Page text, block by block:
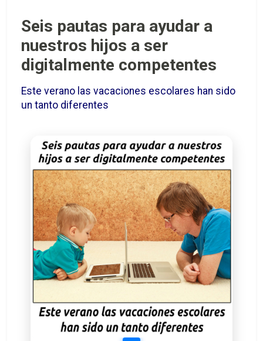
Seis pautas para ayudar a
nuestros hijos a ser
digitalmente competentes
Este verano las vacaciones escolares han sido
un tanto diferentes